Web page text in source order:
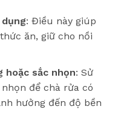
: Điều này giúp
ăn, giữ cho nồi
hoặc sắc nhọn: Sử
để chà rửa có
hưởng đến độ bền